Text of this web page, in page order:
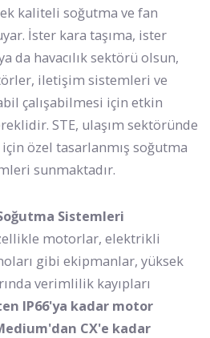
kaliteli soğutma ve fan
İster kara taşıma, ister
da havacılık sektörü olsun,
iletişim sistemleri ve
çalışabilmesi için etkin
STE, ulaşım sektöründe
özel tasarlanmış soğutma
sunmaktadır.
Sistemleri
motorlar, elektrikli
gibi ekipmanlar, yüksek
verimlilik kayıpları
IP66'ya kadar motor
CX'e kadar